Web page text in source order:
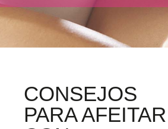
CONSEJOS
PARA AFEITAR